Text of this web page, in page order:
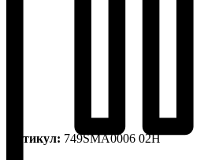
Артикул: 749SMA0006 02H